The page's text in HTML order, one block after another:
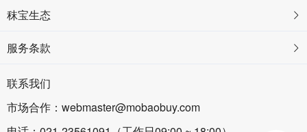
秣宝生态
服务条款
联系我们
市场合作：webmaster@mobaobuy.com